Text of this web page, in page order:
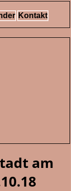
Kontakt
am